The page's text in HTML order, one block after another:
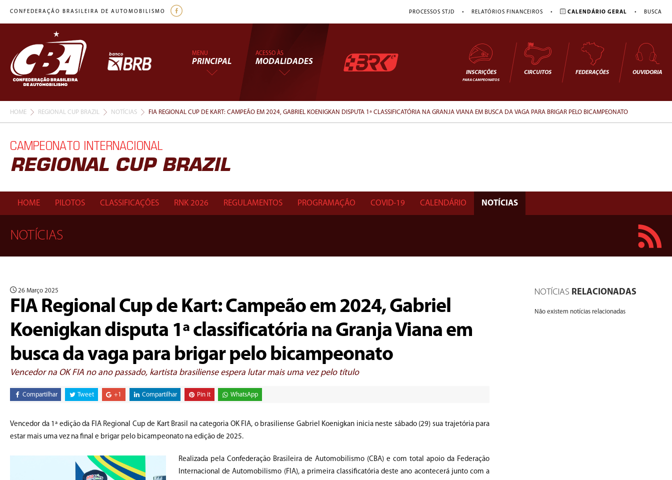
CONFEDERAÇÃO BRASILEIRA DE AUTOMOBILISMO PROCESSOS STJD • RELATÓRIOS FINANCEIROS • CALENDÁRIO GERAL • BUSCA
MENU
PRINCIPAL
ACESSO ÀS
MODALIDADES
INSCRIÇÕES
PARA CAMPEONATOS
CIRCUITOS FEDERAÇÕES OUVIDORIA
HOME REGIONAL CUP BRAZIL NOTÍCIAS FIA REGIONAL CUP DE KART: CAMPEÃO EM 2024, GABRIEL KOENIGKAN DISPUTA 1ª CLASSIFICATÓRIA NA GRANJA VIANA EM BUSCA DA VAGA PARA BRIGAR PELO BICAMPEONATO
CAMPEONATO INTERNACIONAL
REGIONAL CUP BRAZIL
HOME PILOTOS CLASSIFICAÇÕES RNK 2026 REGULAMENTOS PROGRAMAÇÃO COVID-19 CALENDÁRIO NOTÍCIAS
NOTÍCIAS
26 Março 2025
FIA Regional Cup de Kart: Campeão em 2024, Gabriel
Koenigkan disputa 1ª classificatória na Granja Viana em
busca da vaga para brigar pelo bicampeonato
Vencedor na OK FIA no ano passado, kartista brasiliense espera lutar mais uma vez pelo título
Compartilhar Tweet +1 Compartilhar Pin it WhatsApp
Vencedor da 1ª edição da FIA Regional Cup de Kart Brasil na categoria OK FIA, o brasiliense Gabriel Koenigkan inicia neste sábado (29) sua trajetória para
estar mais uma vez na final e brigar pelo bicampeonato na edição de 2025.
Realizada pela Confederação Brasileira de Automobilismo (CBA) e com total apoio da Federação
Internacional de Automobilismo (FIA), a primeira classificatória deste ano acontecerá junto com a
NOTÍCIAS RELACIONADAS
Não existem notícias relacionadas